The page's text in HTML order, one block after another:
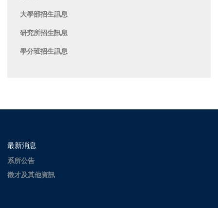
大學部招生訊息
研究所招生訊息
學分班招生訊息
最新消息
系所公告
徵才及其他資訊